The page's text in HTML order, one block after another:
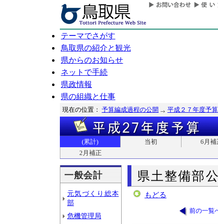
テーマでさがす
鳥取県の紹介と観光
県からのお知らせ
ネットで手続
県政情報
県の組織と仕事
現在の位置： 予算編成過程の公開 平成２７年度予算
(累計) 当初
6月補
2月補正
一般会計
元気づくり総本
部
危機管理局
県土整備部
もどる
前の一覧